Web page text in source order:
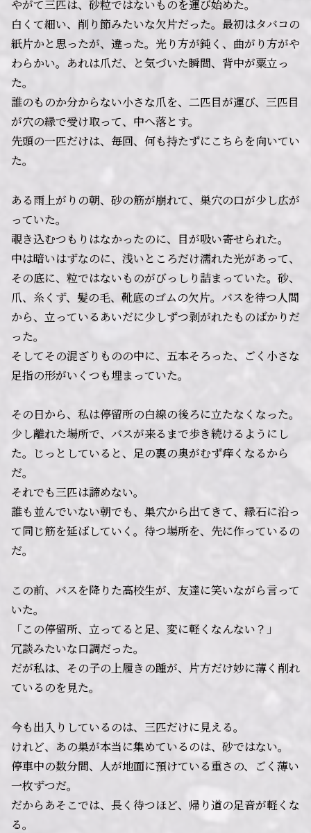
やがて三匹は、砂粒ではないものを運び始めた。
白くて細い、削り節みたいな欠片だった。最初はタバコの
紙片かと思ったが、違った。光り方が鈍く、曲がり方がや
わらかい。あれは爪だ、と気づいた瞬間、背中が粟立っ
た。
誰のものか分からない小さな爪を、二匹目が運び、三匹目
が穴の縁で受け取って、中へ落とす。
先頭の一匹だけは、毎回、何も持たずにこちらを向いてい
た。
ある雨上がりの朝、砂の筋が崩れて、巣穴の口が少し広が
っていた。
覗き込むつもりはなかったのに、目が吸い寄せられた。
中は暗いはずなのに、浅いところだけ濡れた光があって、
その底に、粒ではないものがびっしり詰まっていた。砂、
爪、糸くず、髪の毛、靴底のゴムの欠片。バスを待つ人間
から、立っているあいだに少しずつ剥がれたものばかりだ
った。
そしてその混ざりものの中に、五本そろった、ごく小さな
足指の形がいくつも埋まっていた。
その日から、私は停留所の白線の後ろに立たなくなった。
少し離れた場所で、バスが来るまで歩き続けるようにし
た。じっとしていると、足の裏の奥がむず痒くなるから
だ。
それでも三匹は諦めない。
誰も並んでいない朝でも、巣穴から出てきて、縁石に沿っ
て同じ筋を延ばしていく。待つ場所を、先に作っているの
だ。
この前、バスを降りた高校生が、友達に笑いながら言って
いた。
「この停留所、立ってると足、変に軽くなんない？」
冗談みたいな口調だった。
だが私は、その子の上履きの踵が、片方だけ妙に薄く削れ
ているのを見た。
今も出入りしているのは、三匹だけに見える。
けれど、あの巣が本当に集めているのは、砂ではない。
停車中の数分間、人が地面に預けている重さの、ごく薄い
一枚ずつだ。
だからあそこでは、長く待つほど、帰り道の足音が軽くな
る。